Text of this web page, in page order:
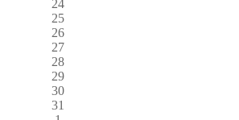
24
25
26
27
28
29
30
31